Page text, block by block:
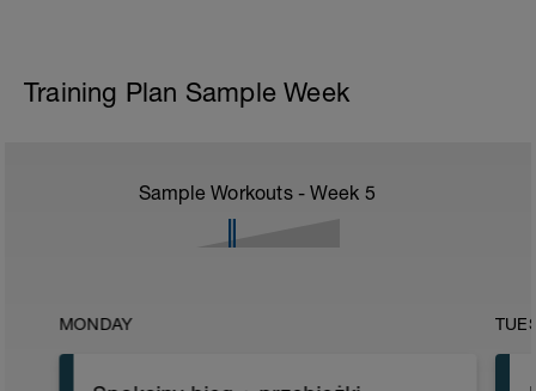
Training Plan Sample Week
Sample Workouts - Week 5
MONDAY